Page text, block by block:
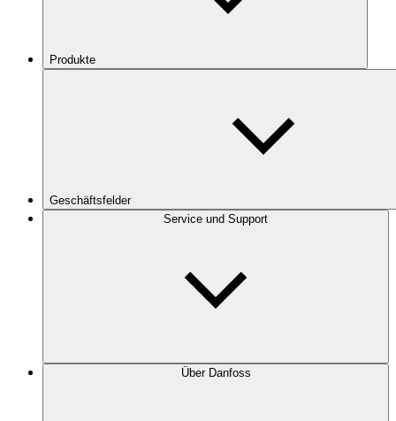
Produkte
Geschäftsfelder
Service und Support
Über Danfoss